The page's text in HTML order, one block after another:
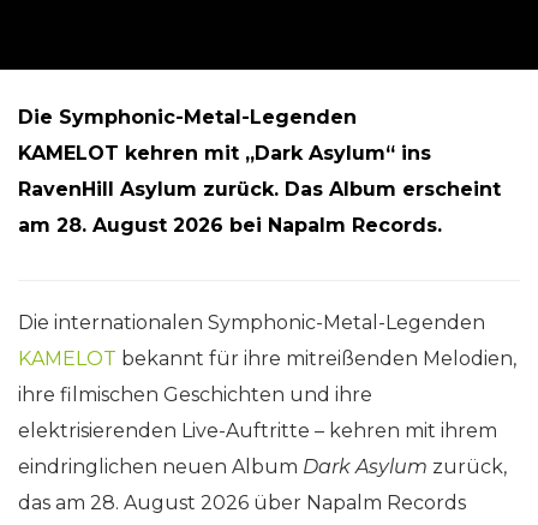
Die Symphonic-Metal-Legenden
KAMELOT kehren mit „Dark Asylum“ ins
RavenHill Asylum zurück. Das Album erscheint
am 28. August 2026 bei Napalm Records.
Die internationalen Symphonic-Metal-Legenden
KAMELOT bekannt für ihre mitreißenden Melodien,
ihre filmischen Geschichten und ihre
elektrisierenden Live-Auftritte – kehren mit ihrem
eindringlichen neuen Album Dark Asylum zurück,
das am 28. August 2026 über Napalm Records